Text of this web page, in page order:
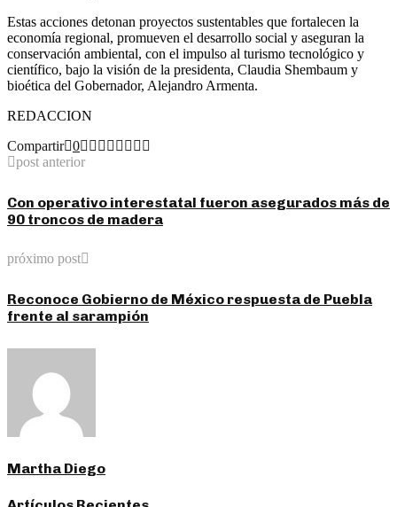
Estas acciones detonan proyectos sustentables que fortalecen la
economía regional, promueven el desarrollo social y aseguran la
conservación ambiental, con el impulso al turismo tecnológico y
científico, bajo la visión de la presidenta, Claudia Shembaum y
bioética del Gobernador, Alejandro Armenta.
REDACCION
Compartir 0
post anterior
Con operativo interestatal fueron asegurados más de
90 troncos de madera
próximo post
Reconoce Gobierno de México respuesta de Puebla
frente al sarampión
Martha Diego